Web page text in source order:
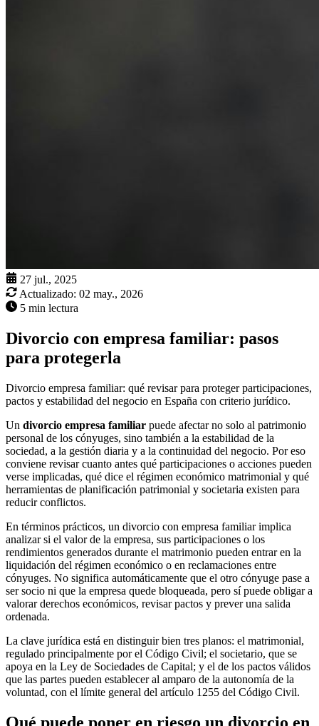
27 jul., 2025
Actualizado: 02 may., 2026
5 min lectura
Divorcio con empresa familiar: pasos
para protegerla
Divorcio empresa familiar: qué revisar para proteger participaciones,
pactos y estabilidad del negocio en España con criterio jurídico.
Un divorcio empresa familiar puede afectar no solo al patrimonio
personal de los cónyuges, sino también a la estabilidad de la
sociedad, a la gestión diaria y a la continuidad del negocio. Por eso
conviene revisar cuanto antes qué participaciones o acciones pueden
verse implicadas, qué dice el régimen económico matrimonial y qué
herramientas de planificación patrimonial y societaria existen para
reducir conflictos.
En términos prácticos, un divorcio con empresa familiar implica
analizar si el valor de la empresa, sus participaciones o los
rendimientos generados durante el matrimonio pueden entrar en la
liquidación del régimen económico o en reclamaciones entre
cónyuges. No significa automáticamente que el otro cónyuge pase a
ser socio ni que la empresa quede bloqueada, pero sí puede obligar a
valorar derechos económicos, revisar pactos y prever una salida
ordenada.
La clave jurídica está en distinguir bien tres planos: el matrimonial,
regulado principalmente por el Código Civil; el societario, que se
apoya en la Ley de Sociedades de Capital; y el de los pactos válidos
que las partes pueden establecer al amparo de la autonomía de la
voluntad, con el límite general del artículo 1255 del Código Civil.